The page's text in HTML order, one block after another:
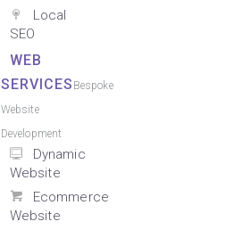
Local
SEO
WEB
SERVICES Bespoke
Website
Development
Dynamic
Website
Ecommerce
Website